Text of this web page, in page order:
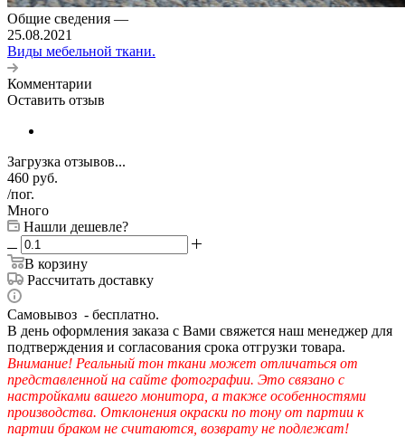
Общие сведения —
25.08.2021
Виды мебельной ткани.
Комментарии
Оставить отзыв
Загрузка отзывов...
460 руб.
/пог.
Много
Нашли дешевле?
В корзину
Рассчитать доставку
Самовывоз - бесплатно.
В день оформления заказа с Вами свяжется наш менеджер для
подтверждения и согласования срока отгрузки товара.
Внимание! Реальный тон ткани может отличаться от
представленной на сайте фотографии. Это связано с
настройками вашего монитора, а также особенностями
производства. Отклонения окраски по тону от партии к
партии браком не считаются, возврату не подлежат!